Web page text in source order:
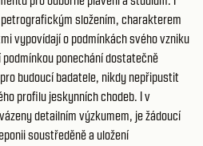
složením, charakterem
vypovídají o podmínkách svého vzniku
ponechání dostatečně
budoucí badatele, nikdy nepřipustit
profilu jeskynních chodeb. I v
detailním výzkumem, je žádoucí
soustředěně a uložení